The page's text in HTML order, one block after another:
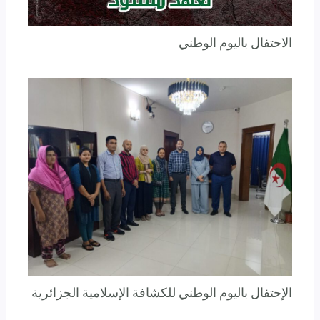
الاحتفال باليوم الوطني
الإحتفال باليوم الوطني للكشافة الإسلامية الجزائرية